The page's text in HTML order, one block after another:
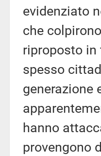
evidenziato
che
riproposto
spesso
generazione
hanno
provengono